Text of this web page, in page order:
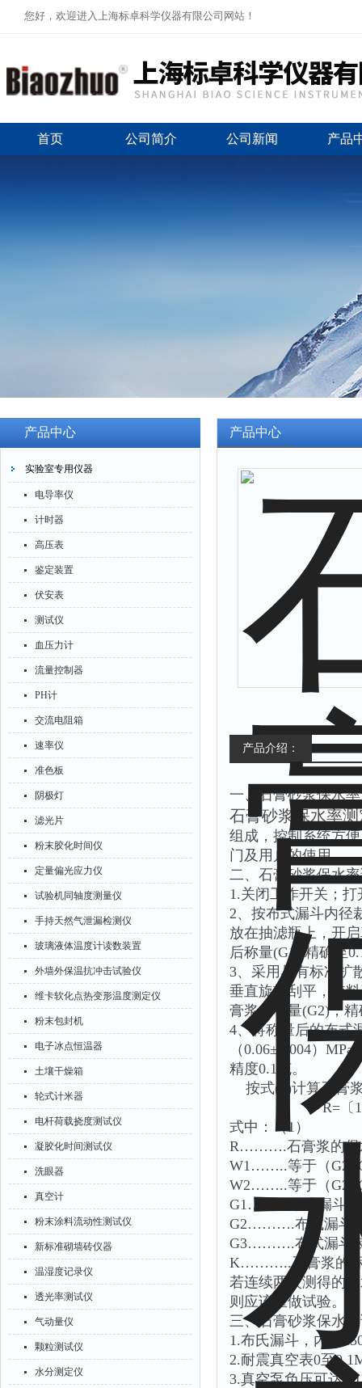
您好，欢迎进入上海标卓科学仪器有限公司网站！
首页 公司简介 公司新闻 产品
产品中心
实验室专用仪器
电导率仪
计时器
高压表
鉴定装置
伏安表
测试仪
血压力计
流量控制器
PH计
交流电阻箱
速率仪
准色板
阴极灯
滤光片
粉末胶化时间仪
定量偏光应力仪
试验机同轴度测量仪
手持天然气泄漏检测仪
玻璃液体温度计读数装置
外墙外保温抗冲击试验仪
维卡软化点热变形温度测定仪
粉末包封机
电子冰点恒温器
土壤干燥箱
轮式计米器
电杆荷载挠度测试仪
凝胶化时间测试仪
洗眼器
真空计
粉末涂料流动性测试仪
新标准砌墙砖仪器
温湿度记录仪
透光率测试仪
气动量仪
颗粒测试仪
水分测定仪
产品中心
产品介绍：
一、石膏砂浆保水
石膏砂浆保水率
组成，控制系统方
门及用户的使用。
二、石膏砂浆保水
1.关闭工作开关；
2、按布式漏斗内径
放在抽滤瓶上，开
后称量(G1),精确至
3、采用具有标准扩
垂直旋转刮平，使
膏浆，称量(G2)，
4、将称量后的布式
（0.06±0.004）
精度0.1克。
按式(1)计算石膏
R=〔1- W2（
式中：（1）
R……….石膏浆的保
W1……..等于（G2-
W2……..等于（G2-
G1……...布式漏斗与
G2……….布式漏斗
G3……….布式漏斗
K………..石膏浆的标
若连续两次测得的
则应该重做试验。
三、石膏砂浆保水
1.布氏漏斗，内径
2.耐震真空表0至
3.真空泵负压可达